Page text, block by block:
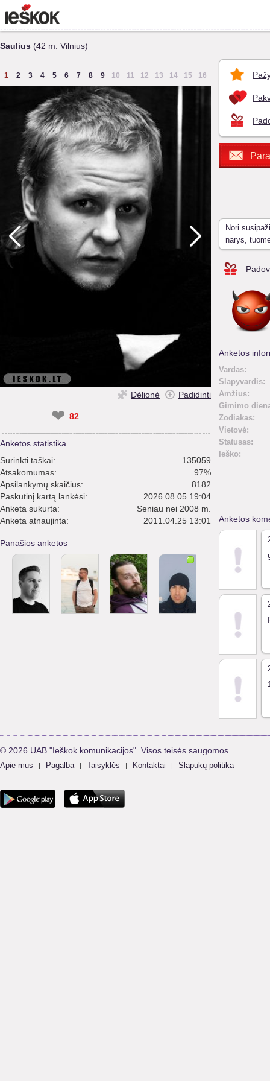
Saulius (42 m. Vilnius)
1 2 3 4 5 6 7 8 9 10 11 12 13 14 15 16
Dėlionė Padidinti
❤ 82
Anketos statistika
Surinkti taškai:
135059
Atsakomumas:
97%
Apsilankymų skaičius:
8182
Paskutinį kartą lankėsi:
2026.08.05 19:04
Anketa sukurta:
Seniau nei 2008 m.
Anketa atnaujinta:
2011.04.25 13:01
Panašios anketos
Nori
narys,
Anketos
Vardas:
Slapyvardis:
Amžius:
Gimimo
Zodiakas:
Vietovė:
Statusas:
Ieško:
Anketos
© 2026 UAB "Ieškok komunikacijos". Visos teisės saugomos.
Apie mus | Pagalba | Taisyklės | Kontaktai | Slapukų politika